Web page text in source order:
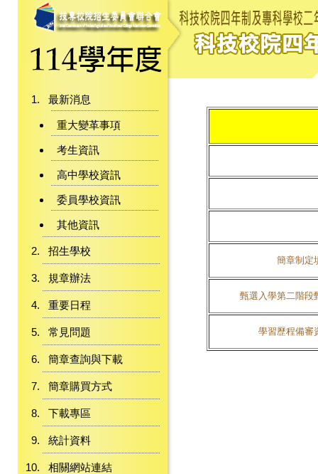
最新消息
重大變革事項
考生資訊
高中學校資訊
委員學校資訊
其他資訊
招生學校
規章辦法
重要日程
常見問題
簡章查詢與下載
簡章購買方式
下載專區
統計資料
相關網站連結
簡章制定
甄選入學第二階段
學習歷程備審